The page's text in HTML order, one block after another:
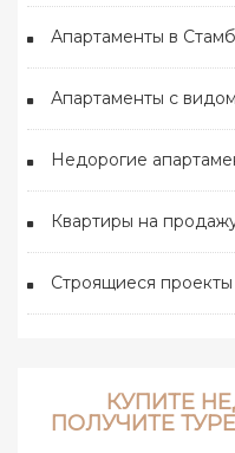
Апартаменты в
Апартаменты с
Недорогие
Квартиры на
Строящиеся
КУПИТЕ
ПОЛУЧИТЕ